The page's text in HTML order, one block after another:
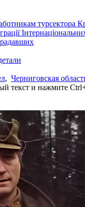
турсектора
, Черниговская
текст и нажмите